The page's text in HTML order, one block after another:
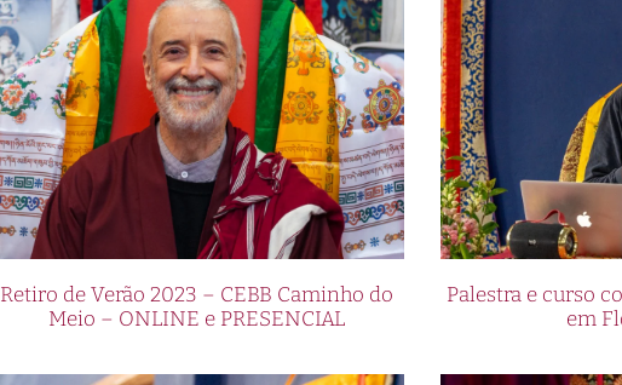
Retiro de Verão 2023 – CEBB Caminho do
Meio – ONLINE e PRESENCIAL
Palestra e curso
em